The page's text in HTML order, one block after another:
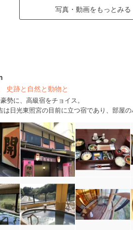
写真・動画をもっとみる
史跡と自然と動物と
勢に、高級宿をチョイス。
は日光東照宮の目前に立つ宿であり、部屋